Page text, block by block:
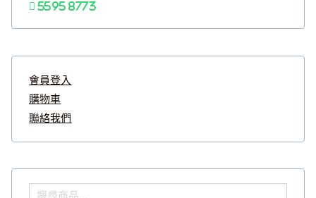
5595 8773
會員登入
購物車
聯絡我們
搜